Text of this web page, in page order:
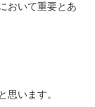
おいて重要とあ
思います。